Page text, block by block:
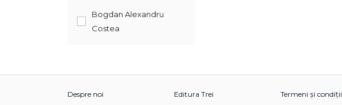
Bogdan Alexandru
Costea
Despre noi
Editura Trei
Termeni și condiții